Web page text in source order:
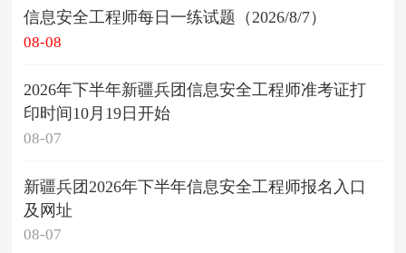
信息安全工程师每日一练试题（2026/8/7）
08-08
2026年下半年新疆兵团信息安全工程师准考证打
印时间10月19日开始
08-07
新疆兵团2026年下半年信息安全工程师报名入口
及网址
08-07